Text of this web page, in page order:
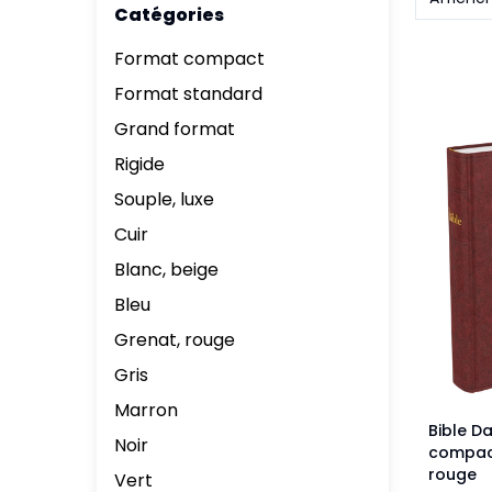
Nouveaux Testaments
Évangiles
Autres extraits
+ de 15 ans
Catégories
Format compact
Format standard
Grand format
Rigide
Souple, luxe
Cuir
Blanc, beige
Bleu
Grenat, rouge
Gris
Marron
Noir
Vert
Bible
rouge